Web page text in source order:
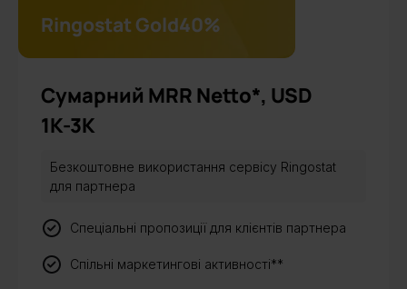
Ringostat Gold40%
Сумарний MRR Netto*, USD
1К-3K
Безкоштовне використання сервісу Ringostat
для партнера
Спеціальні пропозиції для клієнтів партнера
Спільні маркетингові активності**